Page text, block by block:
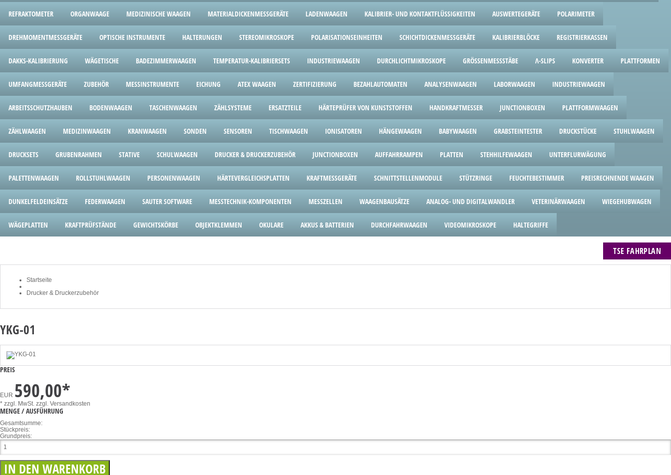
REFRAKTOMETER ORGANWAAGE MEDIZINISCHE WAAGEN MATERIALDICKENMESSGERÄTE LADENWAAGEN KALIBRIER- UND KONTAKTFLÜSSIGKEITEN AUSWERTEGERÄTE POLARIMETER
DREHMOMENTMESSGERÄTE OPTISCHE INSTRUMENTE HALTERUNGEN STEREOMIKROSKOPE POLARISATIONSEINHEITEN SCHICHTDICKENMESSGERÄTE KALIBRIERBLÖCKE REGISTRIERKASSEN
DAKKS-KALIBRIERUNG WÄGETISCHE BADEZIMMERWAAGEN TEMPERATUR-KALIBRIERSETS INDUSTRIEWAAGEN DURCHLICHTMIKROSKOPE GRÖSSENMESSSTÄBE Λ-SLIPS KONVERTER PLATTFORMEN
UMFANGMESSGERÄTE ZUBEHÖR MESSINSTRUMENTE EICHUNG ATEX WAAGEN ZERTIFIZIERUNG BEZAHLAUTOMATEN ANALYSENWAAGEN LABORWAAGEN INDUSTRIEWAAGEN
ARBEITSSCHUTZHAUBEN BODENWAAGEN TASCHENWAAGEN ZÄHLSYSTEME ERSATZTEILE HÄRTEPRÜFER VON KUNSTSTOFFEN HANDKRAFTMESSER JUNCTIONBOXEN PLATTFORMWAAGEN
ZÄHLWAAGEN MEDIZINWAAGEN KRANWAAGEN SONDEN SENSOREN TISCHWAAGEN IONISATOREN HÄNGEWAAGEN BABYWAAGEN GRABSTEINTESTER DRUCKSTÜCKE STUHLWAAGEN
DRUCKSETS GRUBENRAHMEN STATIVE SCHULWAAGEN DRUCKER & DRUCKERZUBEHÖR JUNCTIONBOXEN AUFFAHRRAMPEN PLATTEN STEHHILFEWAAGEN UNTERFLURWÄGUNG
PALETTENWAAGEN ROLLSTUHLWAAGEN PERSONENWAAGEN HÄRTEVERGLEICHSPLATTEN KRAFTMESSGERÄTE SCHNITTSTELLENMODULE STÜTZRINGE FEUCHTEBESTIMMER PREISRECHNENDE WAAGEN
DUNKELFELDEINSÄTZE FEDERWAAGEN SAUTER SOFTWARE MESSTECHNIK-KOMPONENTEN MESSZELLEN WAAGENBAUSÄTZE ANALOG- UND DIGITALWANDLER VETERINÄRWAAGEN WIEGEHUBWAGEN
WÄGEPLATTEN KRAFTPRÜFSTÄNDE GEWICHTSKÖRBE OBJEKTKLEMMEN OKULARE AKKUS & BATTERIEN DURCHFAHRWAAGEN VIDEOMIKROSKOPE HALTEGRIFFE
TSE FAHRPLAN
Startseite
Drucker & Druckerzubehör
YKG-01
PREIS
EUR 590,00*
* zzgl. MwSt. zzgl. Versandkosten
MENGE / AUSFÜHRUNG
Gesamtsumme:
Stückpreis:
Grundpreis: